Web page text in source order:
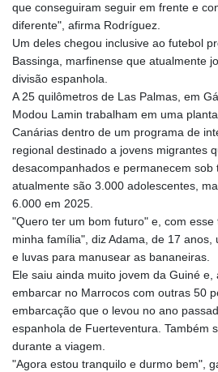
que conseguiram seguir em frente e
diferente", afirma Rodríguez.
Um deles chegou inclusive ao futebol
Bassinga, marfinense que atualmente
divisão espanhola.
A 25 quilômetros de Las Palmas, em
Modou Lamin trabalham em uma
Canárias dentro de um programa de
regional destinado a jovens migrantes
desacompanhados e permanecem sob
atualmente são 3.000 adolescentes,
6.000 em 2025.
"Quero ter um bom futuro" e, com
minha família", diz Adama, de 17 anos,
e luvas para manusear as bananeiras.
Ele saiu ainda muito jovem da Guiné e,
embarcar no Marrocos com outras 50
embarcação que o levou no ano
espanhola de Fuerteventura. Também
durante a viagem.
"Agora estou tranquilo e durmo bem",